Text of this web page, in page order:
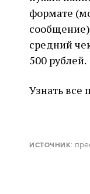
формате
средний
500 рублей.
Узнать все
ИСТОЧНИК: